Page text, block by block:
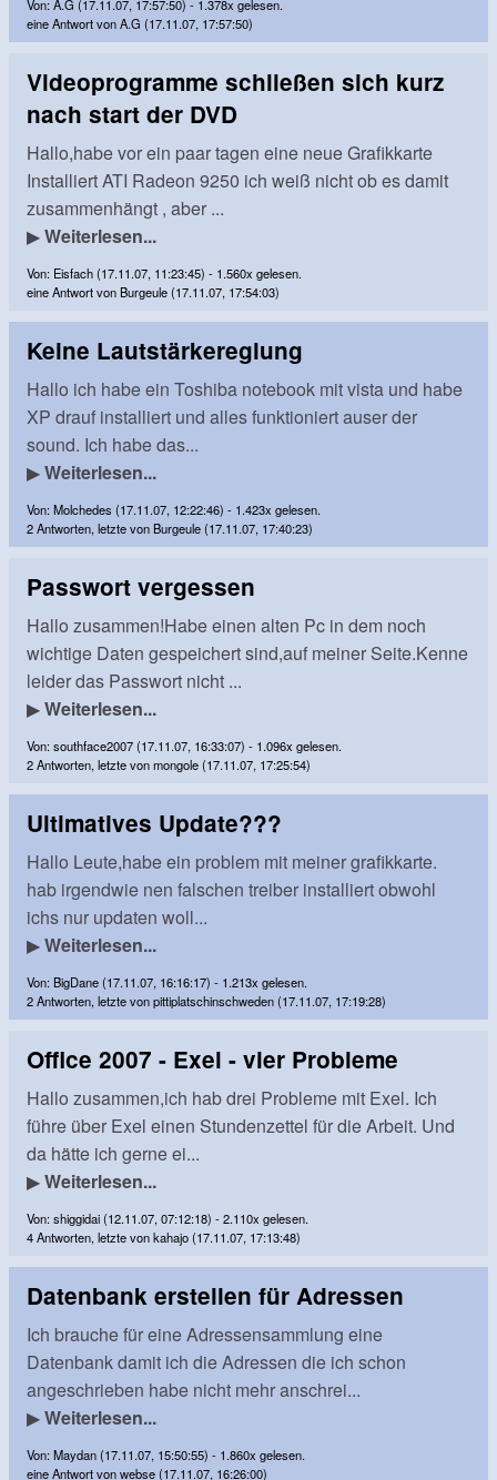
Von: A.G (17.11.07, 17:57:50) - 1.378x gelesen.
eine Antwort von A.G (17.11.07, 17:57:50)
Videoprogramme schließen sich kurz
nach start der DVD
Hallo,habe vor ein paar tagen eine neue Grafikkarte
Installiert ATI Radeon 9250 ich weiß nicht ob es damit
zusammenhängt , aber ...
▶Weiterlesen...
Von: Eisfach (17.11.07, 11:23:45) - 1.560x gelesen.
eine Antwort von Burgeule (17.11.07, 17:54:03)
Keine Lautstärkereglung
Hallo ich habe ein Toshiba notebook mit vista und habe
XP drauf installiert und alles funktioniert auser der
sound. Ich habe das...
▶Weiterlesen...
Von: Molchedes (17.11.07, 12:22:46) - 1.423x gelesen.
2 Antworten, letzte von Burgeule (17.11.07, 17:40:23)
Passwort vergessen
Hallo zusammen!Habe einen alten Pc in dem noch
wichtige Daten gespeichert sind,auf meiner Seite.Kenne
leider das Passwort nicht ...
▶Weiterlesen...
Von: southface2007 (17.11.07, 16:33:07) - 1.096x gelesen.
2 Antworten, letzte von mongole (17.11.07, 17:25:54)
Ultimatives Update???
Hallo Leute,habe ein problem mit meiner grafikkarte.
hab irgendwie nen falschen treiber installiert obwohl
ichs nur updaten woll...
▶Weiterlesen...
Von: BigDane (17.11.07, 16:16:17) - 1.213x gelesen.
2 Antworten, letzte von pittiplatschinschweden (17.11.07, 17:19:28)
Office 2007 - Exel - vier Probleme
Hallo zusammen,ich hab drei Probleme mit Exel. Ich
führe über Exel einen Stundenzettel für die Arbeit. Und
da hätte ich gerne ei...
▶Weiterlesen...
Von: shiggidai (12.11.07, 07:12:18) - 2.110x gelesen.
4 Antworten, letzte von kahajo (17.11.07, 17:13:48)
Datenbank erstellen für Adressen
Ich brauche für eine Adressensammlung eine
Datenbank damit ich die Adressen die ich schon
angeschrieben habe nicht mehr anschrei...
▶Weiterlesen...
Von: Maydan (17.11.07, 15:50:55) - 1.860x gelesen.
eine Antwort von webse (17.11.07, 16:26:00)